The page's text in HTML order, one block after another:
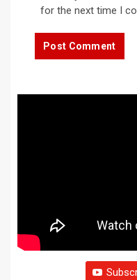
for the next time I